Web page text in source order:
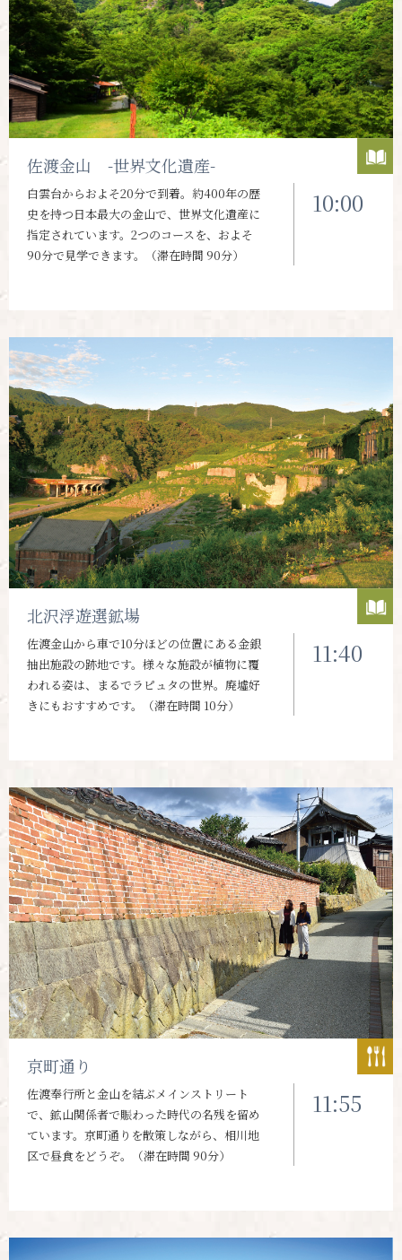
佐渡金山 -世界文化遺産-
白雲台からおよそ20分で到着。約400年の歴
史を持つ日本最大の金山で、世界文化遺産に
指定されています。2つのコースを、およそ
90分で見学できます。（滞在時間 90分）
10:00
北沢浮遊選鉱場
佐渡金山から車で10分ほどの位置にある金銀
抽出施設の跡地です。様々な施設が植物に覆
われる姿は、まるでラピュタの世界。廃墟好
きにもおすすめです。（滞在時間 10分）
11:40
京町通り
佐渡奉行所と金山を結ぶメインストリート
で、鉱山関係者で賑わった時代の名残を留め
ています。京町通りを散策しながら、相川地
区で昼食をどうぞ。（滞在時間 90分）
11:55